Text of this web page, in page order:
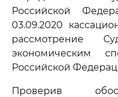
Российской
03.09.2020
рассмотрение
экономическим
Российской
Проверив